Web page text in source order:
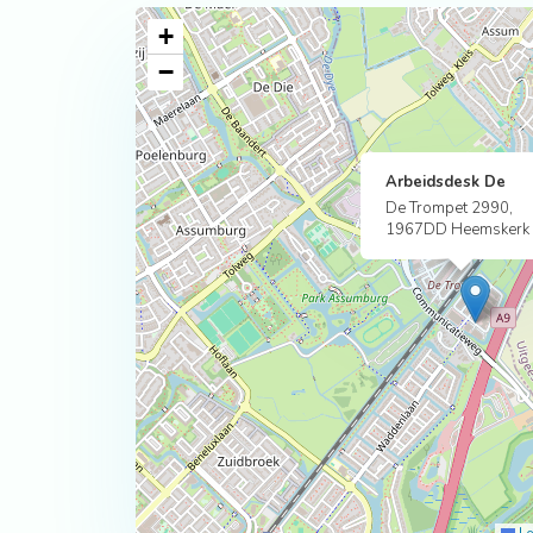
Arbeidsdesk De
De Trompet 2990,
1967DD Heemskerk
+
−